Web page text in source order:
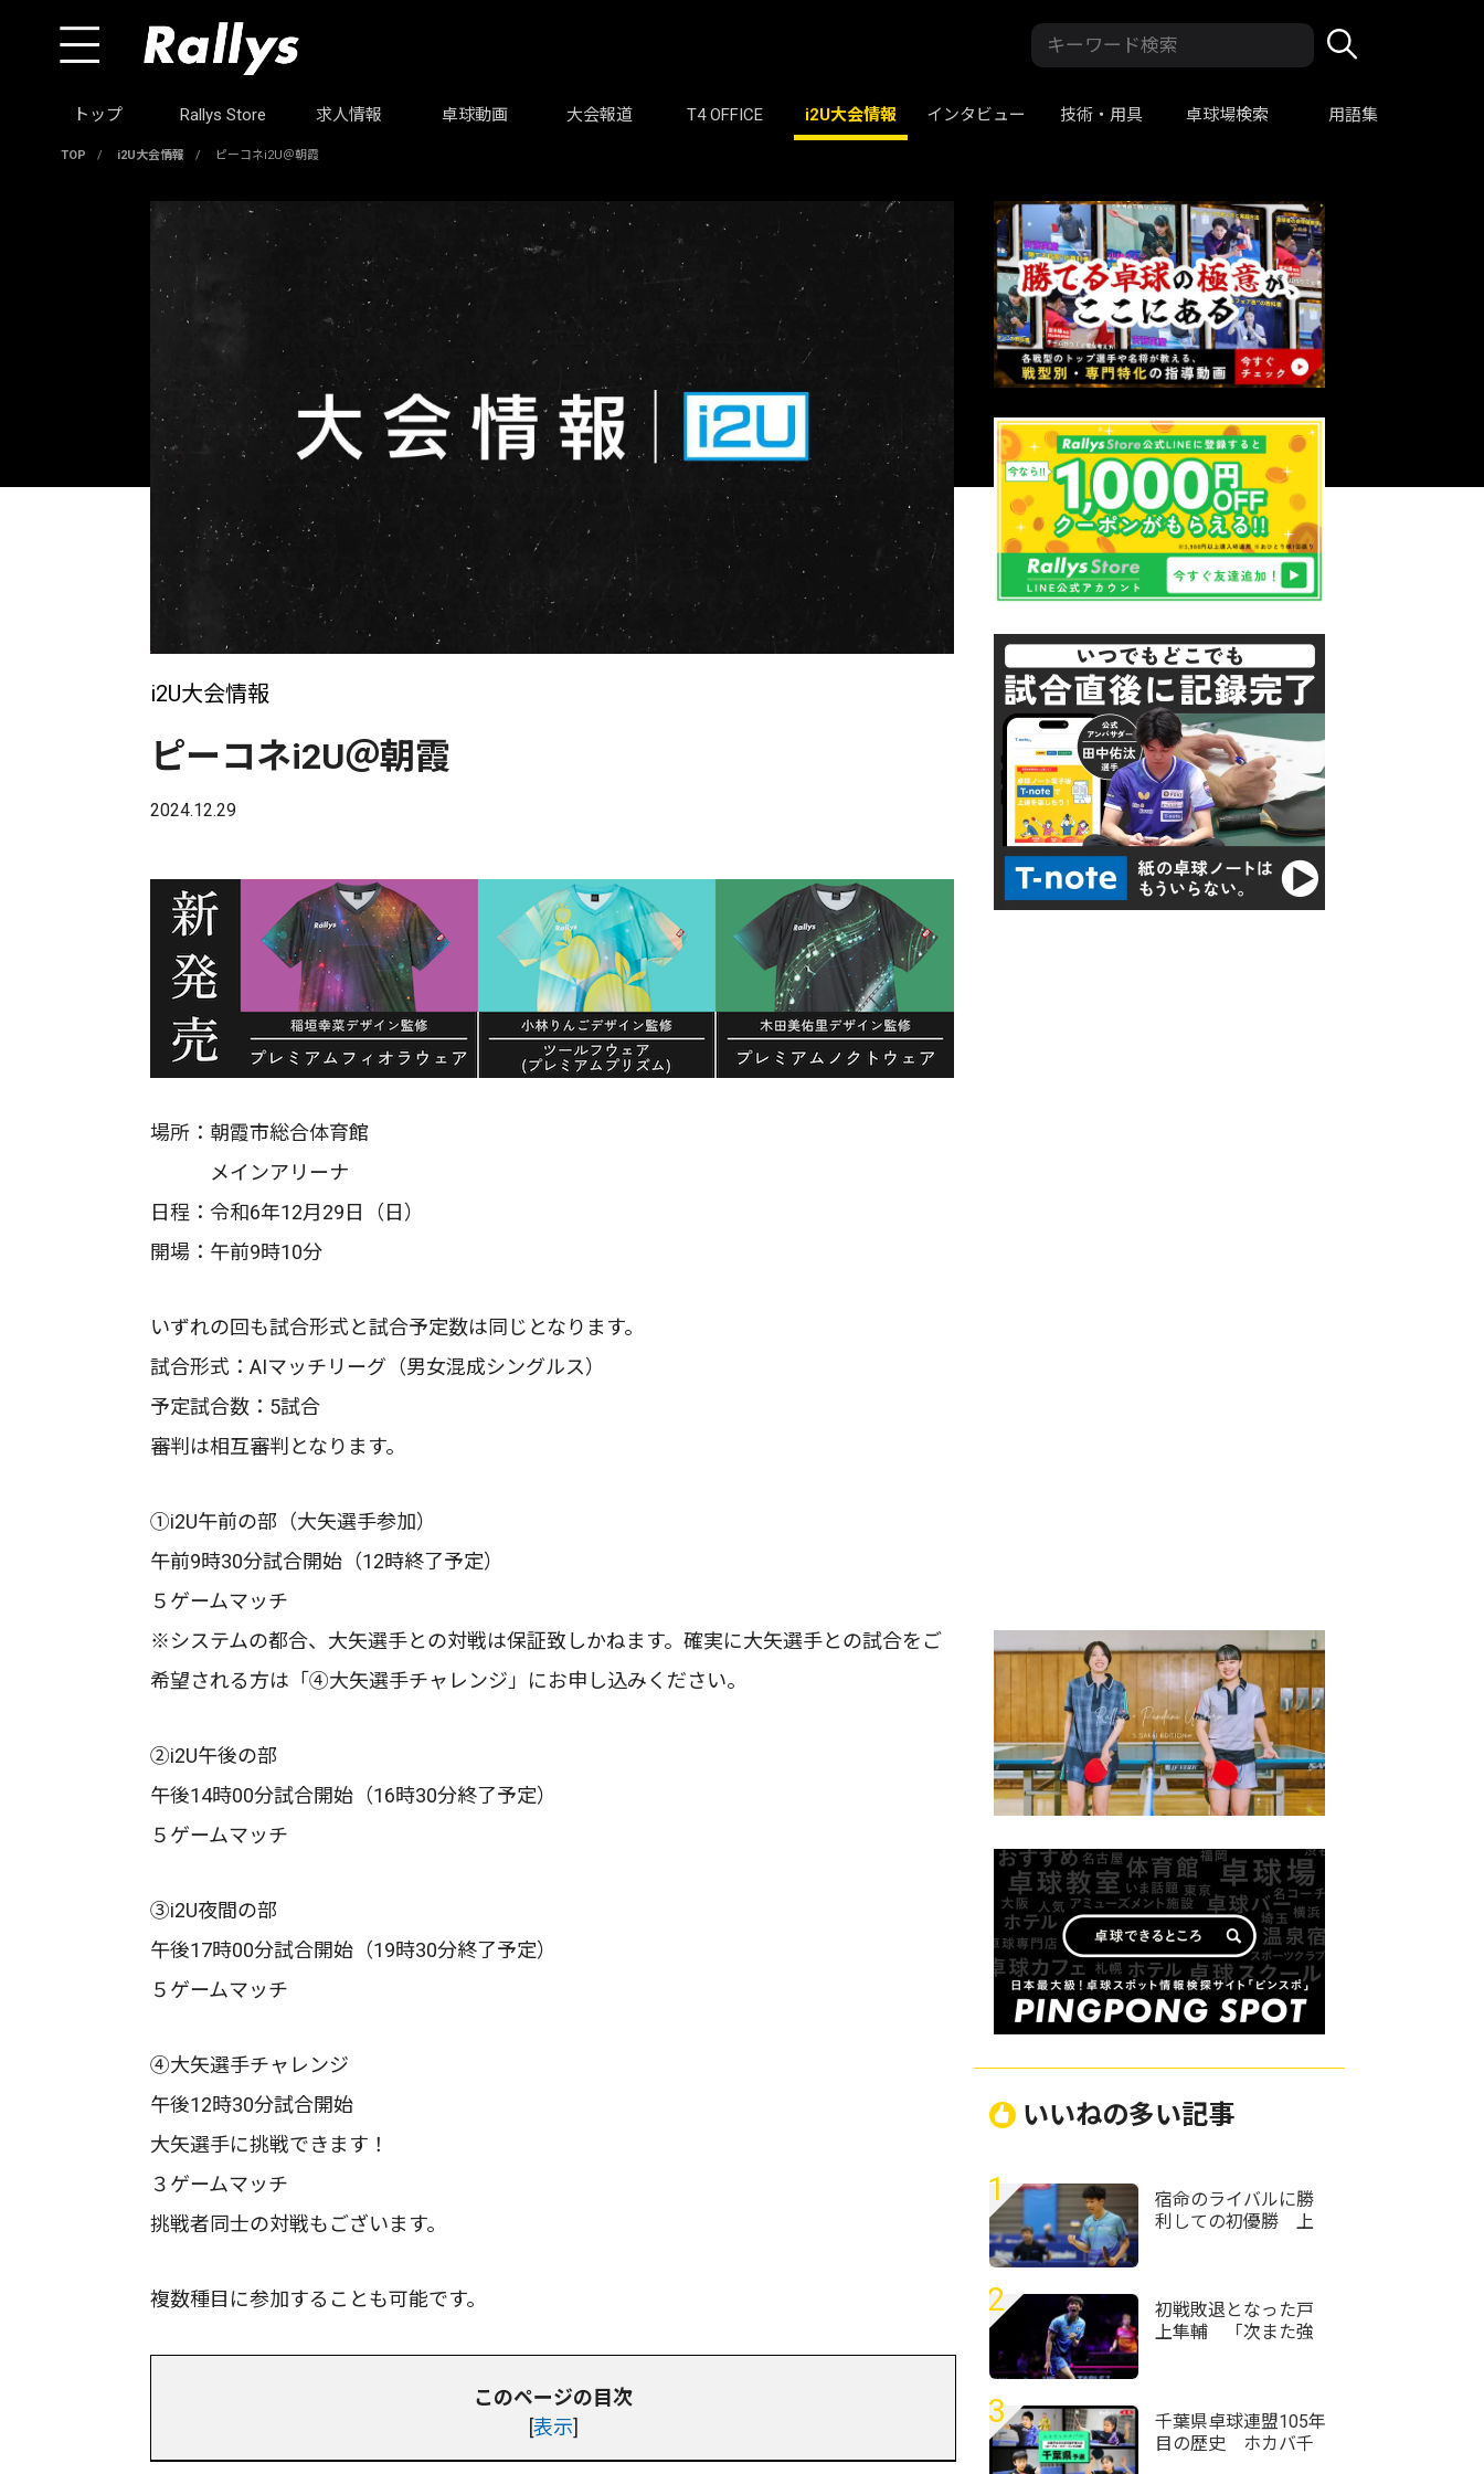
トップ Rallys Store 求人情報 卓球動画 大会報道 T4 OFFICE i2U大会情報 インタビュー 技術・用具 卓球場検索 用語集
TOP / i2U大会情報 / ピーコネi2U＠朝霞
i2U大会情報
ピーコネi2U＠朝霞
2024.12.29
場所：朝霞市総合体育館
メインアリーナ
日程：令和6年12月29日（日）
開場：午前9時10分
いずれの回も試合形式と試合予定数は同じとなります。
試合形式：AIマッチリーグ（男女混成シングルス）
予定試合数：5試合
審判は相互審判となります。
①i2U午前の部（大矢選手参加）
午前9時30分試合開始（12時終了予定）
５ゲームマッチ
※システムの都合、大矢選手との対戦は保証致しかねます。確実に大矢選手との試合をご
希望される方は「④大矢選手チャレンジ」にお申し込みください。
②i2U午後の部
午後14時00分試合開始（16時30分終了予定）
５ゲームマッチ
③i2U夜間の部
午後17時00分試合開始（19時30分終了予定）
５ゲームマッチ
④大矢選手チャレンジ
午後12時30分試合開始
大矢選手に挑戦できます！
３ゲームマッチ
挑戦者同士の対戦もございます。
複数種目に参加することも可能です。
このページの目次
[表示]
いいねの多い記事
1
宿命のライバルに勝
利しての初優勝 上
権2026/男子シングル
ス＞
2
初戦敗退となった戸
上隼輔 「次また強
WTTチャンピオンズ
横浜2026＞
3
千葉県卓球連盟105年
目の歴史 ホカバ千